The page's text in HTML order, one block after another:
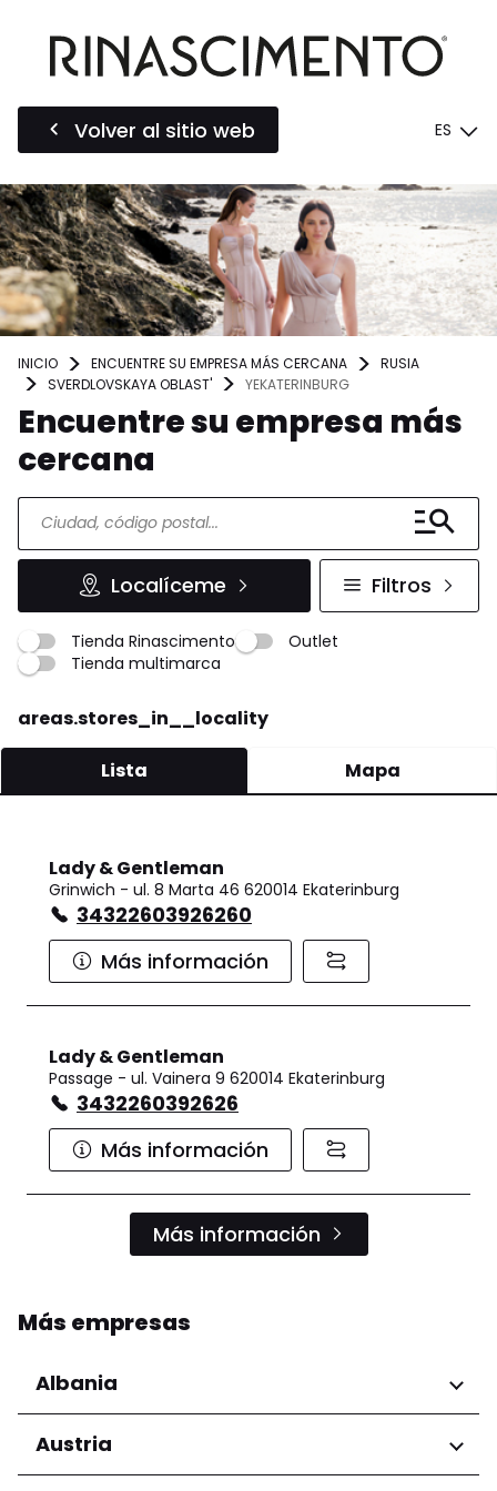
Volver al sitio web ES
INICIO ENCUENTRE SU EMPRESA MÁS CERCANA
RUSIA
SVERDLOVSKAYA OBLAST'
YEKATERINBURG
Encuentre su empresa más
cercana
Localíceme Filtros
Tienda Rinascimento
Outlet
Tienda multimarca
areas.stores_in__locality
Lista Mapa
Lady & Gentleman
Grinwich - ul. 8 Marta 46 620014 Ekaterinburg
34322603926260
Más información
Lady & Gentleman
Passage - ul. Vainera 9 620014 Ekaterinburg
3432260392626
Más información
Más información
Más empresas
Albania
Regiones
Condado de Tirana
Austria